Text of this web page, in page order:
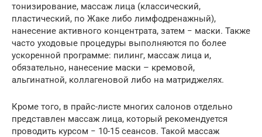
тонизирование, массаж лица (классический,
пластический, по Жаке либо лимфодренажный),
нанесение активного концентрата, затем − маски. Также
часто уходовые процедуры выполняются по более
ускоренной программе: пилинг, массаж лица и,
обязательно, нанесение маски – кремовой,
альгинатной, коллагеновой либо на матриджелях.
Кроме того, в прайс-листе многих салонов отдельно
представлен массаж лица, который рекомендуется
проводить курсом − 10-15 сеансов. Такой массаж